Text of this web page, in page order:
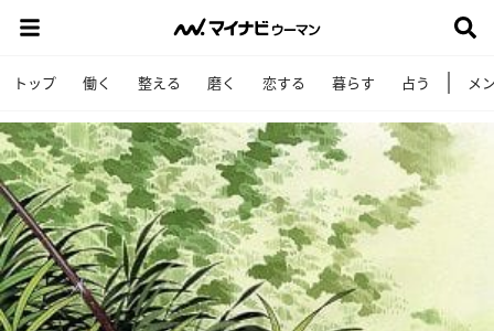
トップ 働く 整える 磨く 恋する 暮らす 占う メ